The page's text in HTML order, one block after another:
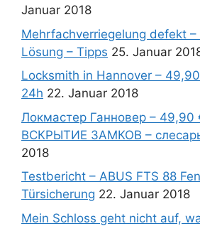
Januar 2018
Mehrfachverriegelung defekt –
Lösung – Tipps 25. Januar
Locksmith in Hannover –
24h 22. Januar 2018
Локмастер Ганновер –
ВСКРЫТИЕ ЗАМКОВ –
2018
Testbericht – ABUS FTS 88
Türsicherung 22. Januar 2018
Mein Schloss geht nicht auf,